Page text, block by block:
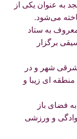
به عنوان یکی از
می‌شود.
به ستاد
برگزار
شرقی شهر و در
ای زیبا و
فضای باز
و ورزشی